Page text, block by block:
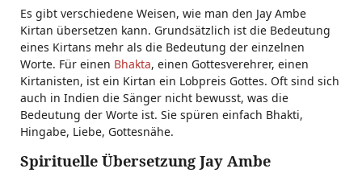
Es gibt verschiedene Weisen, wie man den Jay Ambe
Kirtan übersetzen kann. Grundsätzlich ist die Bedeutung
eines Kirtans mehr als die Bedeutung der einzelnen
Worte. Für einen Bhakta, einen Gottesverehrer, einen
Kirtanisten, ist ein Kirtan ein Lobpreis Gottes. Oft sind sich
auch in Indien die Sänger nicht bewusst, was die
Bedeutung der Worte ist. Sie spüren einfach Bhakti,
Hingabe, Liebe, Gottesnähe.
Spirituelle Übersetzung Jay Ambe